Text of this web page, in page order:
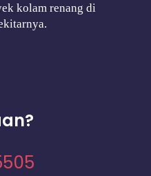
kolam renang di